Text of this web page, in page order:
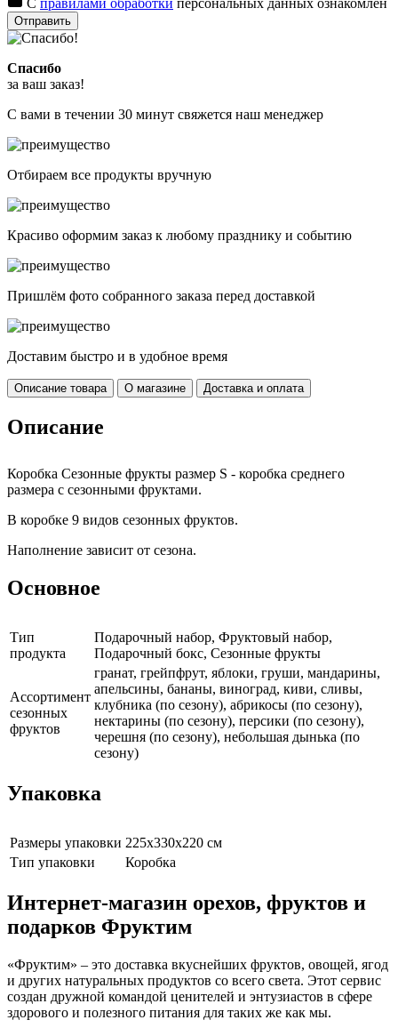
С правилами обработки персональных данных ознакомлен
Отправить
Спасибо
за ваш заказ!
С вами в течении 30 минут свяжется наш менеджер
Отбираем все продукты вручную
Красиво оформим заказ к любому празднику и событию
Пришлём фото собранного заказа перед доставкой
Доставим быстро и в удобное время
Описание товара О магазине Доставка и оплата
Описание
Коробка Сезонные фрукты размер S - коробка среднего
размера с сезонными фруктами.
В коробке 9 видов сезонных фруктов.
Наполнение зависит от сезона.
Основное
Тип
продукта
Подарочный набор, Фруктовый набор,
Подарочный бокс, Сезонные фрукты
Ассортимент
сезонных
фруктов
гранат, грейпфрут, яблоки, груши, мандарины,
апельсины, бананы, виноград, киви, сливы,
клубника (по сезону), абрикосы (по сезону),
нектарины (по сезону), персики (по сезону),
черешня (по сезону), небольшая дынька (по
сезону)
Упаковка
Размеры упаковки 225х330х220 см
Тип упаковки
Коробка
Интернет-магазин орехов, фруктов и
подарков Фруктим
«Фруктим» – это доставка вкуснейших фруктов, овощей, ягод
и других натуральных продуктов со всего света. Этот сервис
создан дружной командой ценителей и энтузиастов в сфере
здорового и полезного питания для таких же как мы.